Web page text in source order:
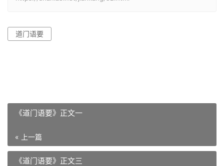
道门语要
《道门语要》正文一
« 上一篇
《道门语要》正文三